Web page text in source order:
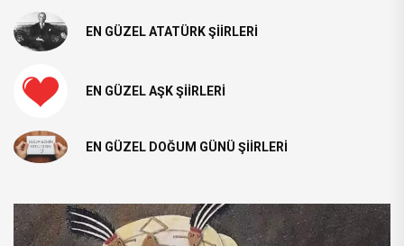
EN GÜZEL ATATÜRK ŞIIRLERI
EN GÜZEL AŞK ŞIIRLERI
EN GÜZEL DOĞUM GÜNÜ ŞIIRLERI